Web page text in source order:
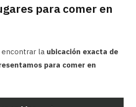
para comer en
encontrar la ubicación exacta de
para comer en